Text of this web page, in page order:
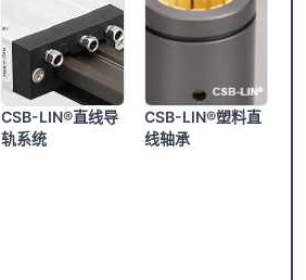
CSB-LIN®直线导
轨系统
CSB-LIN®塑料直
线轴承